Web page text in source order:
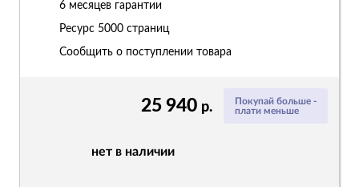
Покупай больше -
плати меньше
25 940 р.
нет в наличии
6 месяцев гарантии
Ресурс 5000 страниц
Сообщить о поступлении товара